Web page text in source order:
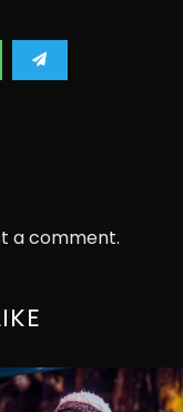
a comment.